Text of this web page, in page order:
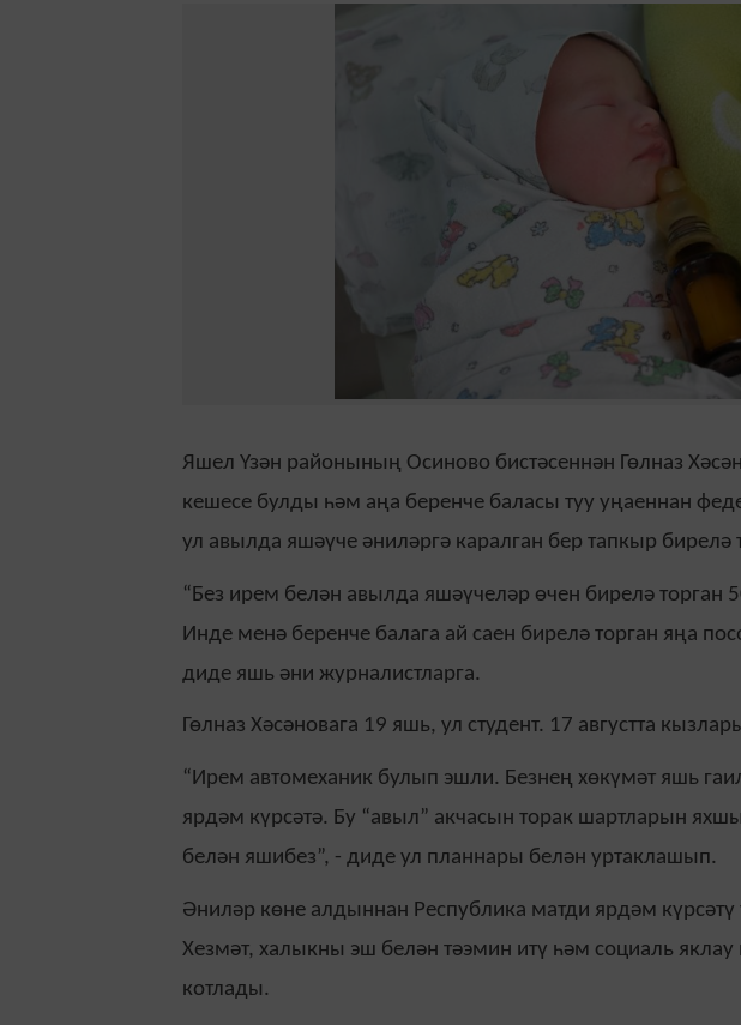
Яшел Үзән районының Осиново бистәсеннән Гөлназ
кешесе булды һәм аңа беренче баласы туу уңаеннан
ул авылда яшәүче әниләргә каралган бер тапкыр бирелә
“Без ирем белән авылда яшәүчеләр өчен бирелә торган
Инде менә беренче балага ай саен бирелә торган яңа
диде яшь әни журналистларга.
Гөлназ Хәсәновага 19 яшь, ул студент. 17 августта
“Ирем автомеханик булып эшли. Безнең хөкүмәт яшь
ярдәм күрсәтә. Бу “авыл” акчасын торак шартларын
белән яшибез”, - диде ул планнары белән уртаклашып.
Әниләр көне алдыннан Республика матди ярдәм күрсәтү
Хезмәт, халыкны эш белән тәэмин итү һәм социаль
котлады.